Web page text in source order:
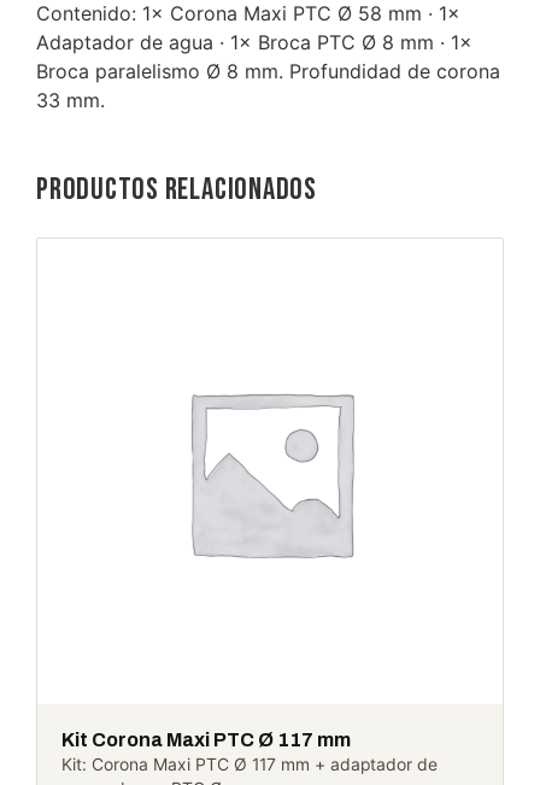
Contenido: 1× Corona Maxi PTC Ø 58 mm · 1×
Adaptador de agua · 1× Broca PTC Ø 8 mm · 1×
Broca paralelismo Ø 8 mm. Profundidad de corona
33 mm.
Productos relacionados
Kit Corona Maxi PTC Ø 117 mm
Kit: Corona Maxi PTC Ø 117 mm + adaptador de